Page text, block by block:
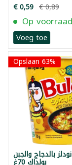
€ 0,59 € 0,89
Op voorraad
Voeg toe
Opslaan 63%
بالدجاج والجبن
بولداك 70غ